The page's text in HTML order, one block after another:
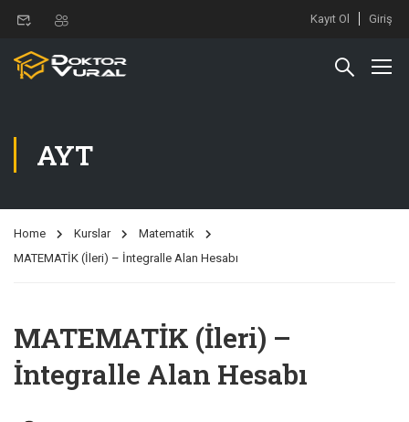
Kayıt Ol Giriş
AYT
Home Kurslar
Matematik
MATEMATİK (İleri) – İntegralle Alan Hesabı
MATEMATİK (İleri) –
İntegralle Alan Hesabı